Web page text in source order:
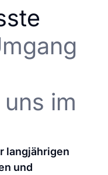
im
langjährigen
und